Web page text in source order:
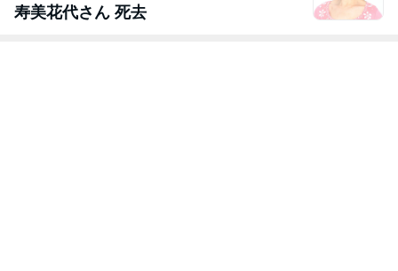
寿美花代さん 死去